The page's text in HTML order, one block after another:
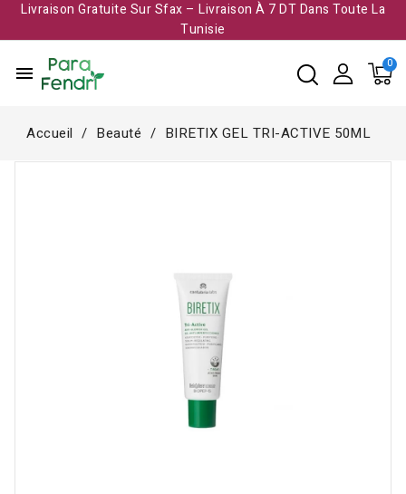
Livraison Gratuite Sur Sfax – Livraison À 7 DT Dans Toute La
Tunisie​
menu
Accueil Beauté BIRETIX GEL TRI-ACTIVE 50ML